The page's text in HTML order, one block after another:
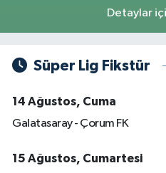
Detaylar
Süper Lig Fikstür
14 Ağustos, Cuma
Galatasaray - Çorum FK
15 Ağustos, Cumartesi